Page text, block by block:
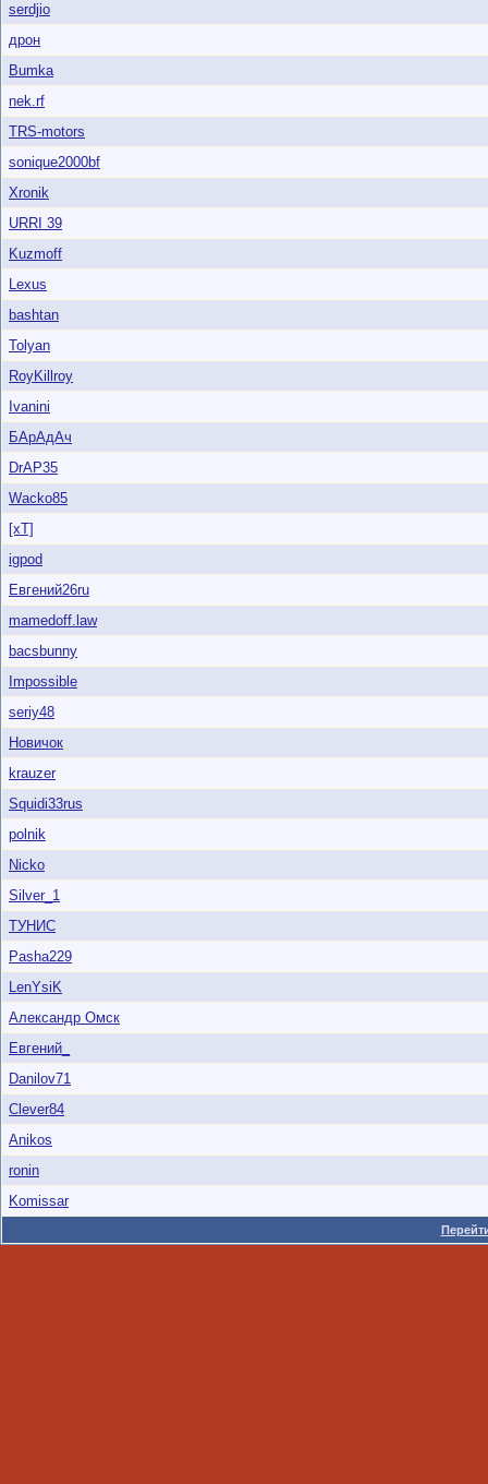
serdjio
дрон
Bumka
nek.rf
TRS-motors
sonique2000bf
Xronik
URRI 39
Kuzmoff
Lexus
bashtan
Tolyan
RoyKillroy
Ivanini
БАрАдАч
DrAP35
Wacko85
[xT]
igpod
Евгений26ru
mamedoff.law
bacsbunny
Impossible
seriy48
Новичок
krauzer
Squidi33rus
polnik
Nicko
Silver_1
ТУНИС
Pasha229
LenYsiK
Александр Омск
Евгений_
Danilov71
Clever84
Anikos
ronin
Komissar